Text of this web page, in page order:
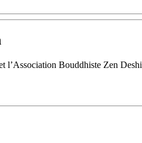
l’Association Bouddhiste Zen